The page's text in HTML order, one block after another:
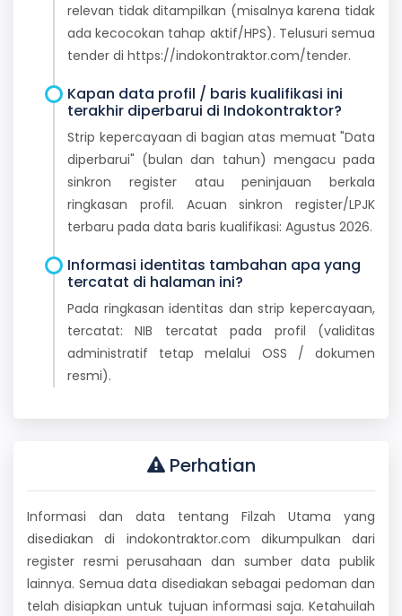
relevan tidak ditampilkan (misalnya karena tidak
ada kecocokan tahap aktif/HPS). Telusuri semua
tender di https://indokontraktor.com/tender.
Kapan data profil / baris kualifikasi ini
terakhir diperbarui di Indokontraktor?
Strip kepercayaan di bagian atas memuat "Data
diperbarui" (bulan dan tahun) mengacu pada
sinkron register atau peninjauan berkala
ringkasan profil. Acuan sinkron register/LPJK
terbaru pada data baris kualifikasi: Agustus 2026.
Informasi identitas tambahan apa yang
tercatat di halaman ini?
Pada ringkasan identitas dan strip kepercayaan,
tercatat: NIB tercatat pada profil (validitas
administratif tetap melalui OSS / dokumen
resmi).
Perhatian
Informasi dan data tentang Filzah Utama yang
disediakan di indokontraktor.com dikumpulkan dari
register resmi perusahaan dan sumber data publik
lainnya. Semua data disediakan sebagai pedoman dan
telah disiapkan untuk tujuan informasi saja. Ketahuilah